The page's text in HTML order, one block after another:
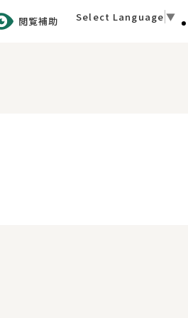
閲覧補助 Select Language ▼